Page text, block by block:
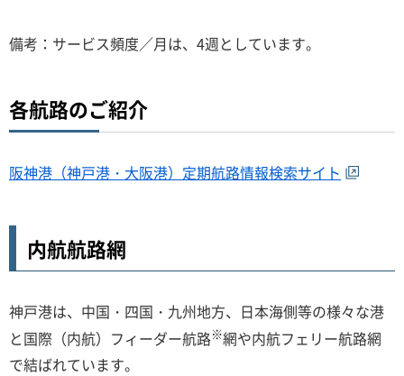
備考：サービス頻度／月は、4週としています。
各航路のご紹介
阪神港（神戸港・大阪港）定期航路情報検索サイト
内航航路網
神戸港は、中国・四国・九州地方、日本海側等の様々な港
と国際（内航）フィーダー航路※網や内航フェリー航路網
で結ばれています。